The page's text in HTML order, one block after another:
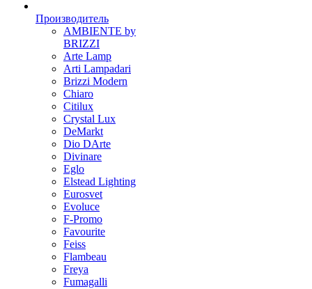
Производитель
AMBIENTE by
BRIZZI
Arte Lamp
Arti Lampadari
Brizzi Modern
Chiaro
Citilux
Crystal Lux
DeMarkt
Dio DArte
Divinare
Eglo
Elstead Lighting
Eurosvet
Evoluce
F-Promo
Favourite
Feiss
Flambeau
Freya
Fumagalli